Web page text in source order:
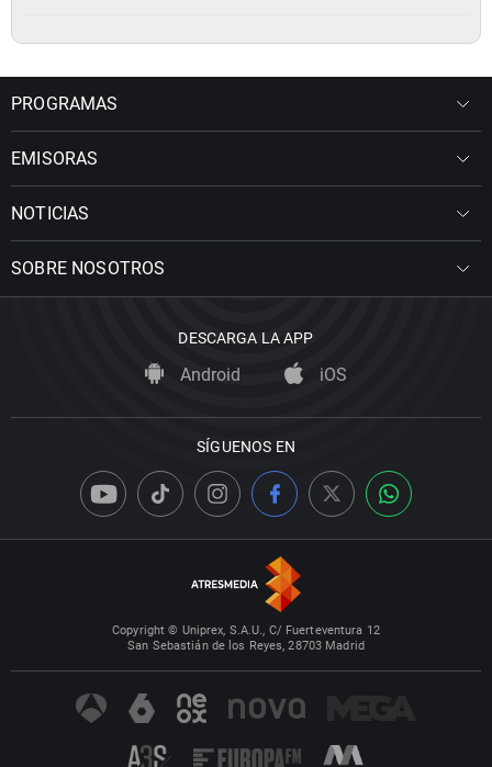
PROGRAMAS
EMISORAS
NOTICIAS
SOBRE NOSOTROS
DESCARGA LA APP
Android iOS
SÍGUENOS EN
Copyright © Uniprex, S.A.U., C/ Fuerteventura 12
San Sebastián de los Reyes, 28703 Madrid